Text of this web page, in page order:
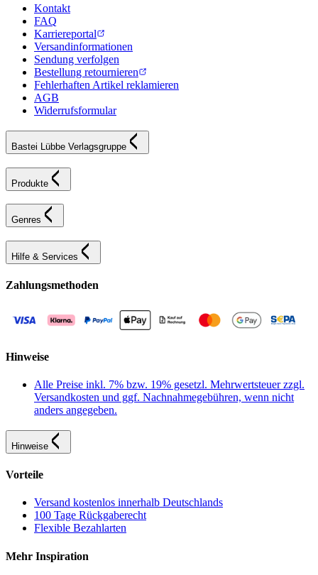
Kontakt
FAQ
Karriereportal
Versandinformationen
Sendung verfolgen
Bestellung retournieren
Fehlerhaften Artikel reklamieren
AGB
Widerrufsformular
Bastei Lübbe Verlagsgruppe
Produkte
Genres
Hilfe & Services
Zahlungsmethoden
Hinweise
Alle Preise inkl. 7% bzw. 19% gesetzl. Mehrwertsteuer zzgl.
Versandkosten und ggf. Nachnahmegebühren, wenn nicht
anders angegeben.
Hinweise
Vorteile
Versand kostenlos innerhalb Deutschlands
100 Tage Rückgaberecht
Flexible Bezahlarten
Mehr Inspiration